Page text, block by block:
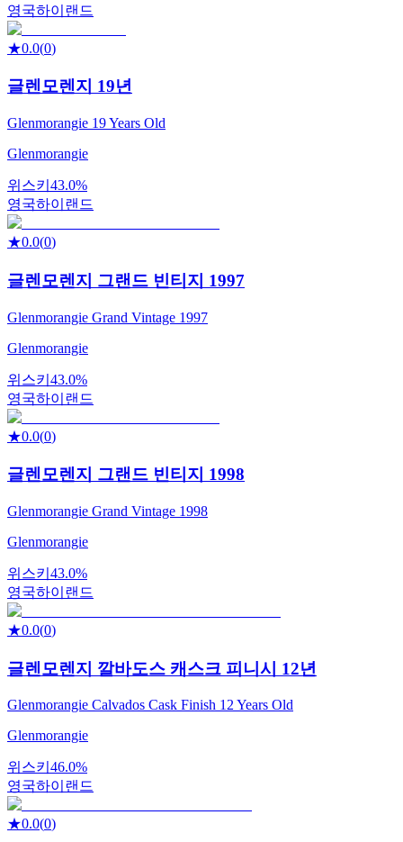
영국하이랜드
★0.0(0)
글렌모렌지 19년
Glenmorangie 19 Years Old
Glenmorangie
위스키 43.0%
영국하이랜드
★0.0(0)
글렌모렌지 그랜드 빈티지 1997
Glenmorangie Grand Vintage 1997
Glenmorangie
위스키 43.0%
영국하이랜드
★0.0(0)
글렌모렌지 그랜드 빈티지 1998
Glenmorangie Grand Vintage 1998
Glenmorangie
위스키 43.0%
영국하이랜드
★0.0(0)
글렌모렌지 깔바도스 캐스크 피니시 12년
Glenmorangie Calvados Cask Finish 12 Years Old
Glenmorangie
위스키 46.0%
영국하이랜드
★0.0(0)